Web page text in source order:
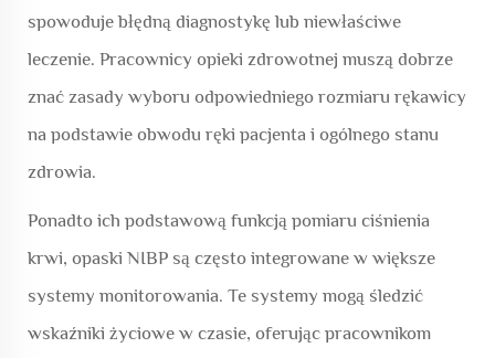
spowoduje błędną diagnostykę lub niewłaściwe
leczenie. Pracownicy opieki zdrowotnej muszą dobrze
znać zasady wyboru odpowiedniego rozmiaru rękawicy
na podstawie obwodu ręki pacjenta i ogólnego stanu
zdrowia.
Ponadto ich podstawową funkcją pomiaru ciśnienia
krwi, opaski NIBP są często integrowane w większe
systemy monitorowania. Te systemy mogą śledzić
wskaźniki życiowe w czasie, oferując pracownikom